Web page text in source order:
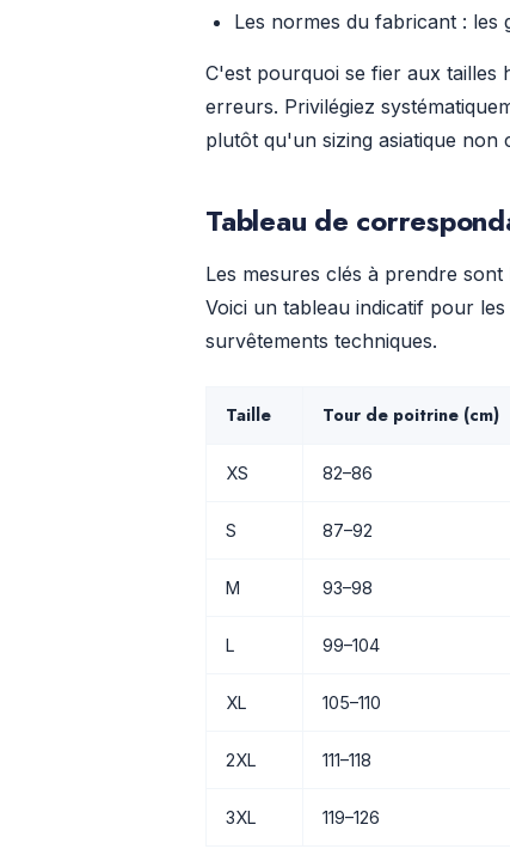
Les normes du fabricant :
C'est pourquoi se fier aux tailles
erreurs. Privilégiez
plutôt qu'un sizing asiatique non
Tableau de
Les mesures clés à prendre sont
Voici un tableau indicatif pour
survêtements techniques.
Taille Tour de poitrine (cm)
XS 82–86
S 87–92
M 93–98
L 99–104
XL 105–110
2XL 111–118
3XL 119–126